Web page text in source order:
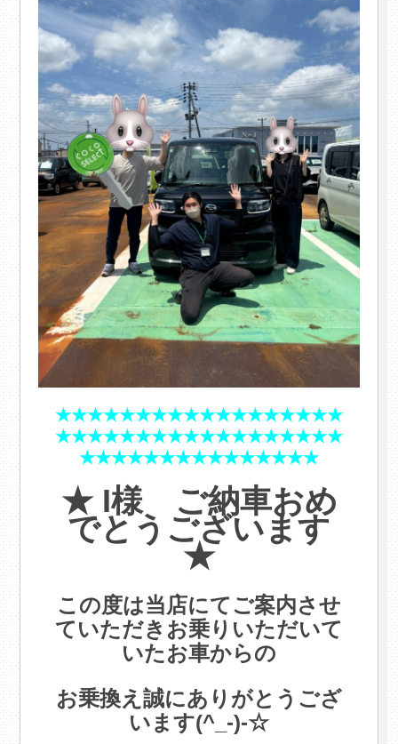
★★★★★★★★★★★★★★★★★★
★★★★★★★★★★★★★★★★★★
★★★★★★★★★★★★★★★
★ I様 ご納車おめ
でとうございます
★
この度は当店にてご案内させ
ていただきお乗りいただいて
いたお車からの
お乗換え誠にありがとうござ
います(^_-)-☆